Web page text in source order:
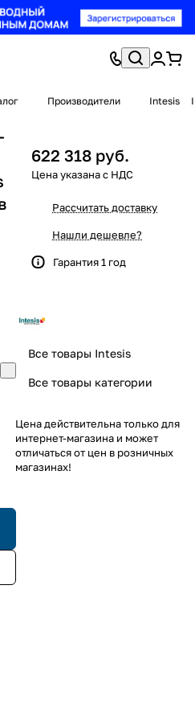
Производители Intesis
622 318 руб.
Рассчитать доставку
Нашли дешевле?
Гарантия 1 год
Все товары Intesis
Все товары категории
Цена действительна только для
интернет-магазина и может
отличаться от цен в розничных
магазинах!